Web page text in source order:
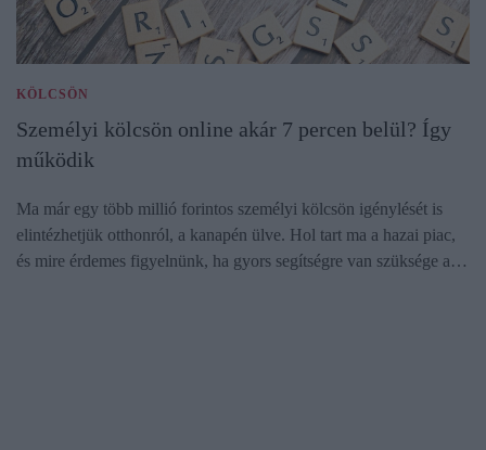
KÖLCSÖN
Személyi kölcsön online akár 7 percen belül? Így
működik
Ma már egy több millió forintos személyi kölcsön igénylését is
elintézhetjük otthonról, a kanapén ülve. Hol tart ma a hazai piac,
és mire érdemes figyelnünk, ha gyors segítségre van szüksége a…